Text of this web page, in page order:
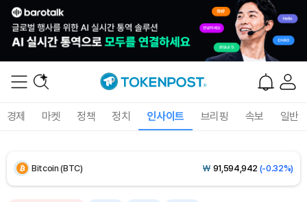
경제 마켓 정책 정치 인사이트 브리핑 속보 일반
Solana (SOL) ₩ 103,448(-1.18%)
Bitcoin (BTC) ₩ 91,594,942 (-0.32%)